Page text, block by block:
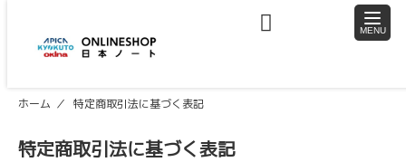
toggle
ホーム 特定商取引法に基づく表記
特定商取引法に基づく表記